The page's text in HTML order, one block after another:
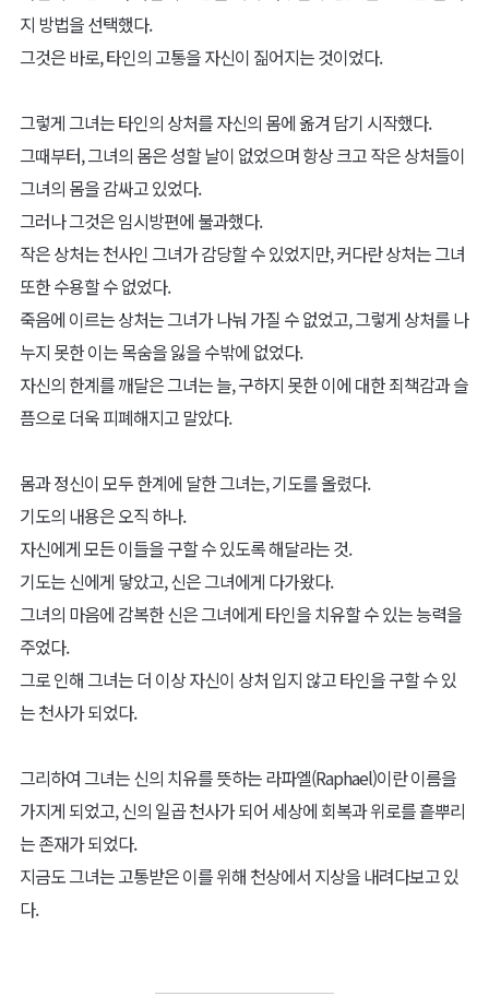
"알겠습니다, 레미디오스시여. 당신의 뜻을 따르겠어요."
우리엘은 손안의 불꽃을 꼬옥 안았다.
"이 불꽃과 당신을 따르는 이들을... 꼭 지키겠나이다."
치유의 손길 라파엘
과거, 한 천사가 있었다.
그녀는 그 어떤 천사보다 타인의 아픔을 쉽게 지나치지 못했으며, 그
만큼 눈물이 마를 날이 없었다.
누군가의 고통에 가슴 아파했고, 누군가의 슬픔에 그녀 또한 눈물을
흘리며 밤을 지새웠다.
자신의 고통보다 타인의 고통을 더욱 마주할 수 없었던 그녀는 한 가
지 방법을 선택했다.
그것은 바로, 타인의 고통을 자신이 짊어지는 것이었다.
그렇게 그녀는 타인의 상처를 자신의 몸에 옮겨 담기 시작했다.
그때부터, 그녀의 몸은 성할 날이 없었으며 항상 크고 작은 상처들이
그러나 그것은 임시방편에 불과했다.